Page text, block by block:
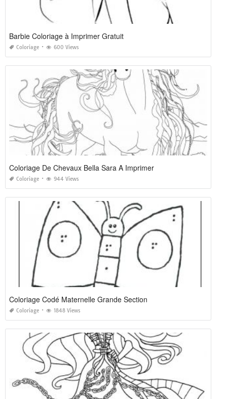
Barbie Coloriage à Imprimer Gratuit
Coloriage 600 Views
Coloriage De Chevaux Bella Sara A Imprimer
Coloriage 944 Views
Coloriage Codé Maternelle Grande Section
Coloriage 1848 Views